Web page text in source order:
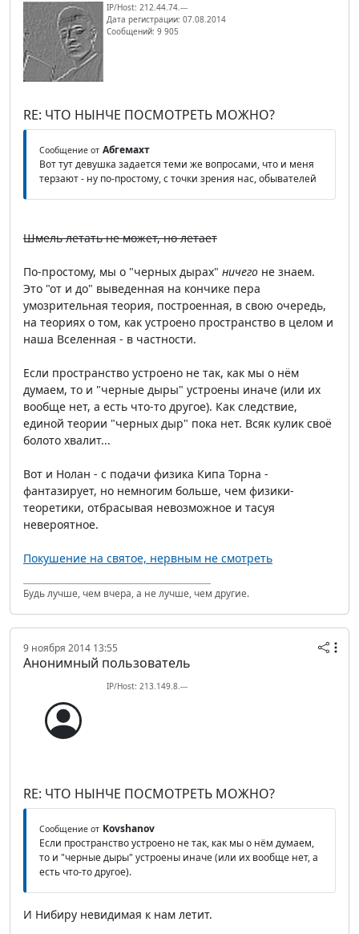
IP/Host: 212.44.74.---
Дата регистрации: 07.08.2014
Сообщений: 9 905
RE: ЧТО НЫНЧЕ ПОСМОТРЕТЬ МОЖНО?
Сообщение от Абгемахт
Вот тут девушка задается теми же вопросами, что и меня
терзают - ну по-простому, с точки зрения нас, обывателей
Шмель летать не может, но летает
По-простому, мы о "черных дырах" ничего не знаем.
Это "от и до" выведенная на кончике пера
умозрительная теория, построенная, в свою очередь,
на теориях о том, как устроено пространство в целом и
наша Вселенная - в частности.
Если пространство устроено не так, как мы о нём
думаем, то и "черные дыры" устроены иначе (или их
вообще нет, а есть что-то другое). Как следствие,
единой теории "черных дыр" пока нет. Всяк кулик своё
болото хвалит...
Вот и Нолан - с подачи физика Кипа Торна -
фантазирует, но немногим больше, чем физики-
теоретики, отбрасывая невозможное и тасуя
невероятное.
Покушение на святое, нервным не смотреть
Будь лучше, чем вчера, а не лучше, чем другие.
9 ноября 2014 13:55
Анонимный пользователь
IP/Host: 213.149.8.---
RE: ЧТО НЫНЧЕ ПОСМОТРЕТЬ МОЖНО?
Сообщение от Kovshanov
Если пространство устроено не так, как мы о нём думаем,
то и "черные дыры" устроены иначе (или их вообще нет, а
есть что-то другое).
И Нибиру невидимая к нам летит.